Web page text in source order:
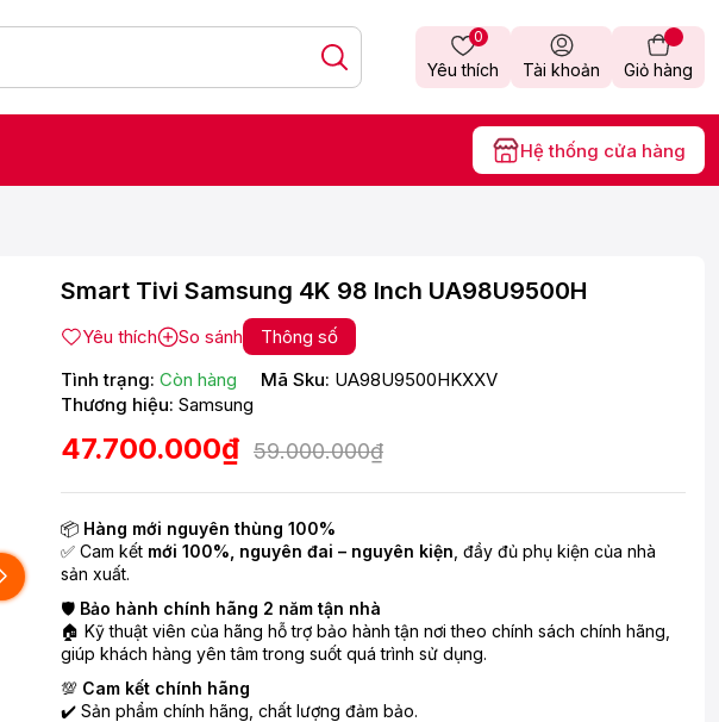
Yêu thích
0
Tài khoản Giỏ hàng
Hệ thống cửa hàng
Smart Tivi Samsung 4K 98 Inch UA98U9500H
Yêu thích So sánh
Thông số
Tình trạng: Còn hàng Mã Sku: UA98U9500HKXXV
Thương hiệu: Samsung
47.700.000₫ 59.000.000₫
📦 Hàng mới nguyên thùng 100%
✅ Cam kết mới 100%, nguyên đai – nguyên kiện , đầy đủ phụ kiện của nhà
sản xuất.
🛡️ Bảo hành chính hãng 2 năm tận nhà
🏠 Kỹ thuật viên của hãng hỗ trợ bảo hành tận nơi theo chính sách chính hãng,
giúp khách hàng yên tâm trong suốt quá trình sử dụng.
💯 Cam kết chính hãng
✔️ Sản phẩm chính hãng, chất lượng đảm bảo.